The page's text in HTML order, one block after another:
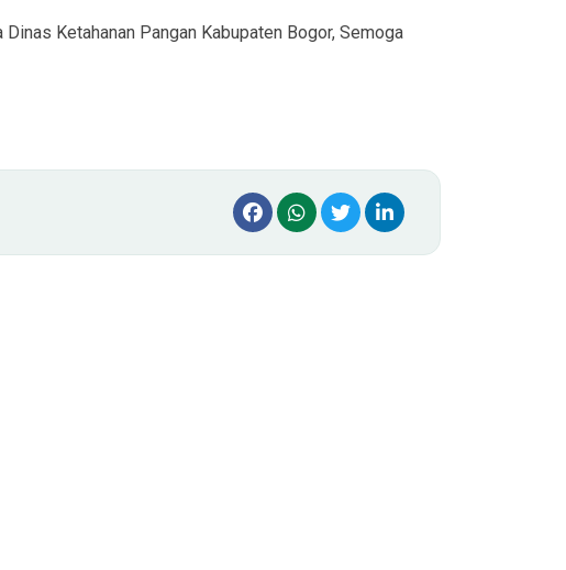
Ketahanan Pangan Kabupaten Bogor, Semoga